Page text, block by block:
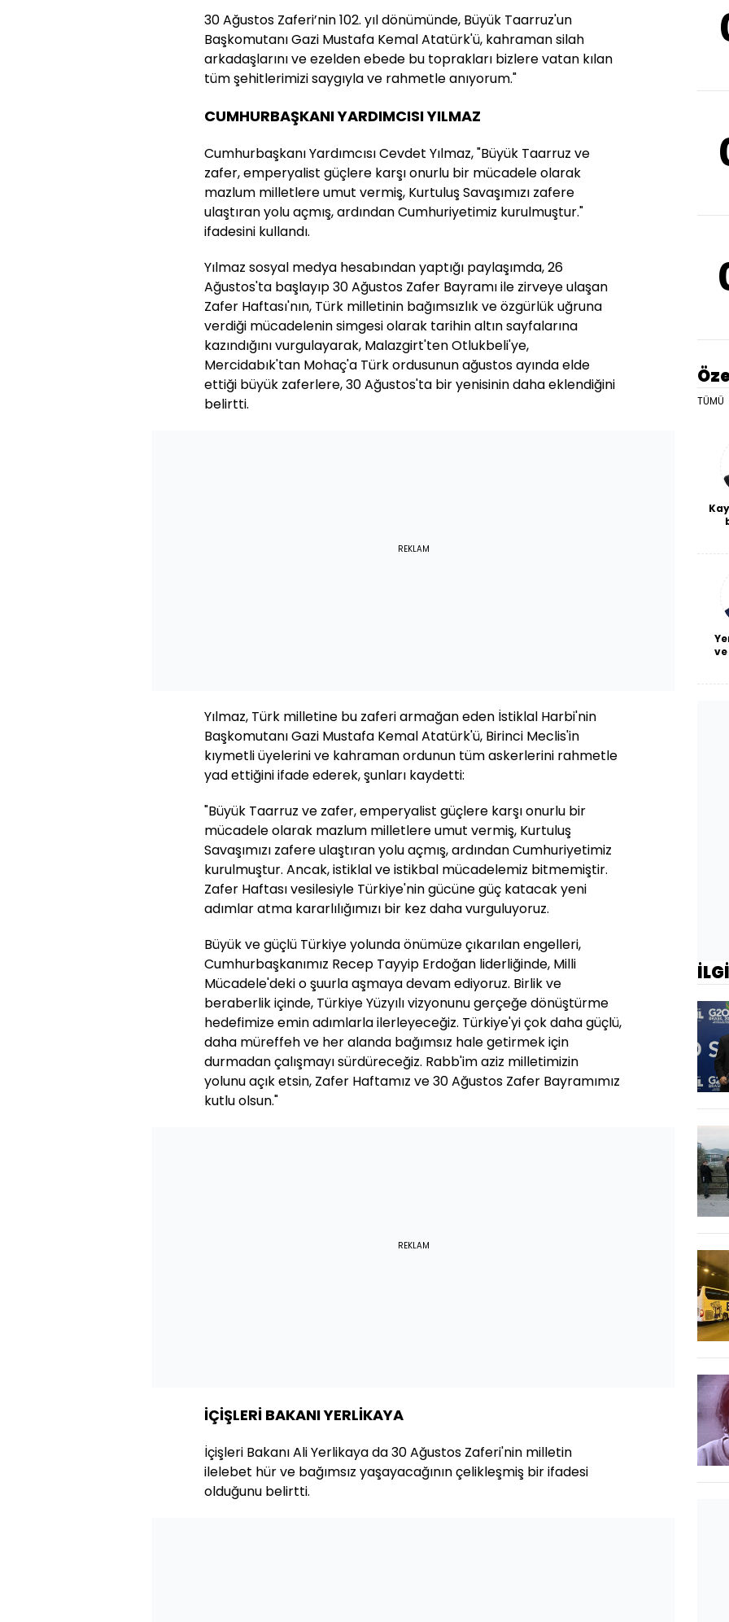
30 Ağustos Zaferi’nin 102. yıl dönümünde, Büyük Taarruz'un
Başkomutanı Gazi Mustafa Kemal Atatürk'ü, kahraman silah
arkadaşlarını ve ezelden ebede bu toprakları bizlere vatan kılan
tüm şehitlerimizi saygıyla ve rahmetle anıyorum."
CUMHURBAŞKANI YARDIMCISI YILMAZ
Cumhurbaşkanı Yardımcısı Cevdet Yılmaz, "Büyük Taarruz ve
zafer, emperyalist güçlere karşı onurlu bir mücadele olarak
mazlum milletlere umut vermiş, Kurtuluş Savaşımızı zafere
ulaştıran yolu açmış, ardından Cumhuriyetimiz kurulmuştur."
ifadesini kullandı.
Yılmaz sosyal medya hesabından yaptığı paylaşımda, 26
Ağustos'ta başlayıp 30 Ağustos Zafer Bayramı ile zirveye ulaşan
Zafer Haftası'nın, Türk milletinin bağımsızlık ve özgürlük uğruna
verdiği mücadelenin simgesi olarak tarihin altın sayfalarına
kazındığını vurgulayarak, Malazgirt'ten Otlukbeli'ye,
Mercidabık'tan Mohaç'a Türk ordusunun ağustos ayında elde
ettiği büyük zaferlere, 30 Ağustos'ta bir yenisinin daha eklendiğini
belirtti.
REKLAM
Yılmaz, Türk milletine bu zaferi armağan eden İstiklal Harbi'nin
Başkomutanı Gazi Mustafa Kemal Atatürk'ü, Birinci Meclis'in
kıymetli üyelerini ve kahraman ordunun tüm askerlerini rahmetle
yad ettiğini ifade ederek, şunları kaydetti:
"Büyük Taarruz ve zafer, emperyalist güçlere karşı onurlu bir
mücadele olarak mazlum milletlere umut vermiş, Kurtuluş
Savaşımızı zafere ulaştıran yolu açmış, ardından Cumhuriyetimiz
kurulmuştur. Ancak, istiklal ve istikbal mücadelemiz bitmemiştir.
Zafer Haftası vesilesiyle Türkiye'nin gücüne güç katacak yeni
adımlar atma kararlılığımızı bir kez daha vurguluyoruz.
Büyük ve güçlü Türkiye yolunda önümüze çıkarılan engelleri,
Cumhurbaşkanımız Recep Tayyip Erdoğan liderliğinde, Milli
Mücadele'deki o şuurla aşmaya devam ediyoruz. Birlik ve
beraberlik içinde, Türkiye Yüzyılı vizyonunu gerçeğe dönüştürme
hedefimize emin adımlarla ilerleyeceğiz. Türkiye'yi çok daha güçlü,
daha müreffeh ve her alanda bağımsız hale getirmek için
durmadan çalışmayı sürdüreceğiz. Rabb'im aziz milletimizin
yolunu açık etsin, Zafer Haftamız ve 30 Ağustos Zafer Bayramımız
kutlu olsun."
REKLAM
İÇİŞLERİ BAKANI YERLİKAYA
İçişleri Bakanı Ali Yerlikaya da 30 Ağustos Zaferi'nin milletin
ilelebet hür ve bağımsız yaşayacağının çelikleşmiş bir ifadesi
olduğunu belirtti.
TÜMÜ